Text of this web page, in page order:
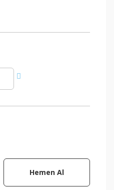
Hemen Al